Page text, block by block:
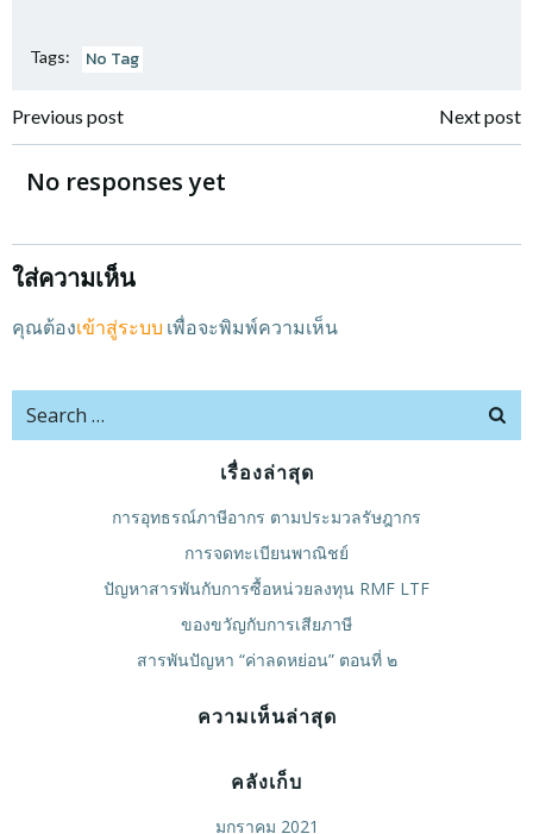
Tags: No Tag
แนะแนว
เรื่อง
Previous post
แนะแนวNext post
No responses yet
ใส่ความเห็น
คุณต้องเข้าสู่ระบบ เพื่อจะพิมพ์ความเห็น
Search
เรื่องล่าสุด
การอุทธรณ์ภาษีอากร ตามประมวลรัษฎากร
การจดทะเบียนพาณิชย์
ปัญหาสารพันกับการซื้อหน่วยลงทุน RMF LTF
ของขวัญกับการเสียภาษี
สารพันปัญหา “ค่าลดหย่อน” ตอนที่ ๒
ความเห็นล่าสุด
คลังเก็บ
มกราคม 2021